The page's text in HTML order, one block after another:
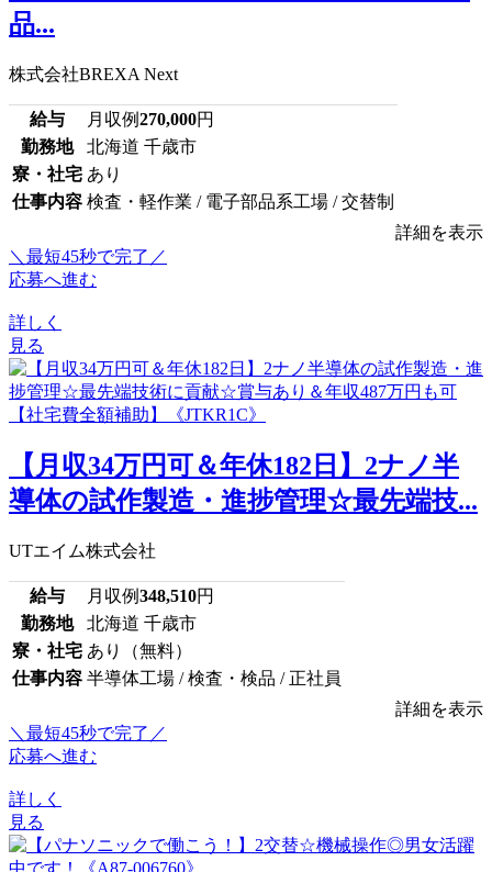
品...
株式会社BREXA Next
給与 月収例270,000円
勤務地
北海道 千歳市
寮・社宅 あり
仕事内容 検査・軽作業 / 電子部品系工場 / 交替制
詳細を表示
＼最短45秒で完了／
応募へ進む
詳しく
見る
【月収34万円可＆年休182日】2ナノ半
導体の試作製造・進捗管理☆最先端技...
UTエイム株式会社
給与 月収例348,510円
勤務地
北海道 千歳市
寮・社宅 あり（無料）
仕事内容 半導体工場 / 検査・検品 / 正社員
詳細を表示
＼最短45秒で完了／
応募へ進む
詳しく
見る